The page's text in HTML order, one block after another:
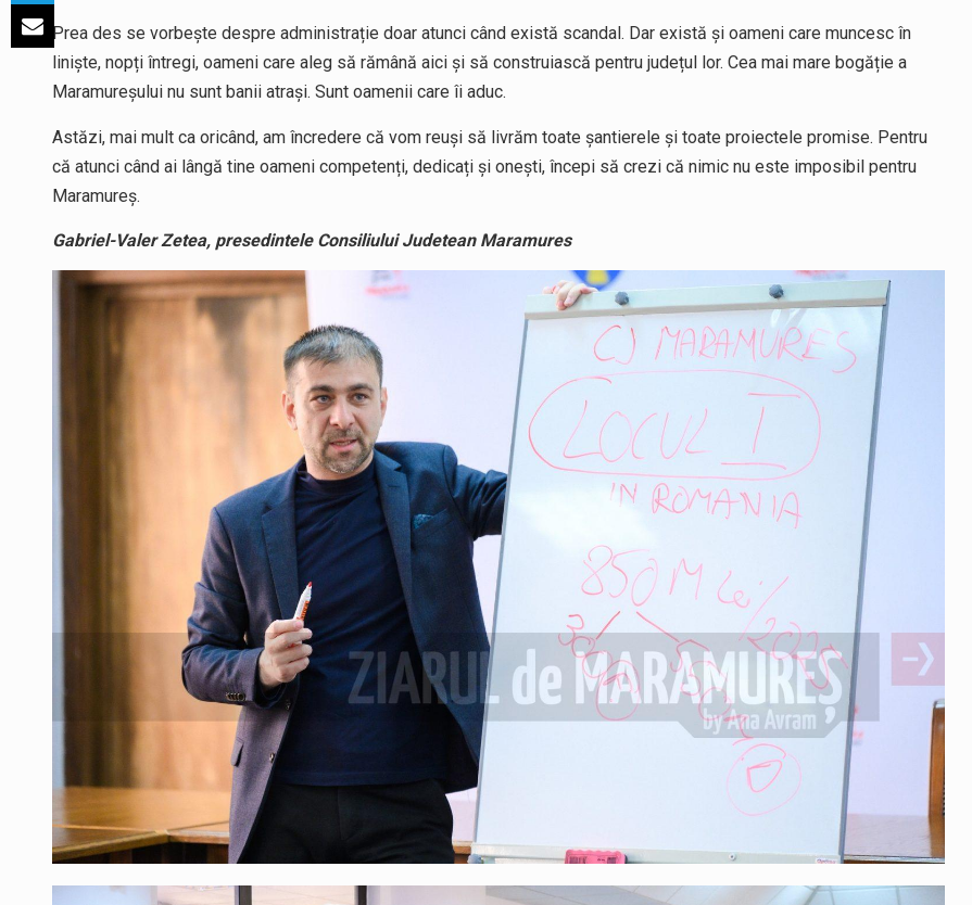
Prea des se vorbește despre administrație doar atunci când există scandal. Dar există și oameni care muncesc în
liniște, nopți întregi, oameni care aleg să rămână aici și să construiască pentru județul lor. Cea mai mare bogăție a
Maramureșului nu sunt banii atrași. Sunt oamenii care îi aduc.
Astăzi, mai mult ca oricând, am încredere că vom reuși să livrăm toate șantierele și toate proiectele promise. Pentru
că atunci când ai lângă tine oameni competenți, dedicați și onești, începi să crezi că nimic nu este imposibil pentru
Maramureș.
Gabriel-Valer Zetea, presedintele Consiliului Judetean Maramures